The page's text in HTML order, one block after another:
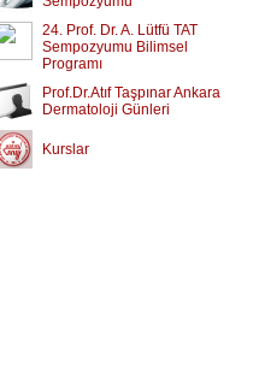
24. Prof. Dr. A. Lütfü TAT
Sempozyumu Bilimsel
Programı
Prof.Dr.Atıf Taşpınar Ankara
Dermatoloji Günleri
Kurslar